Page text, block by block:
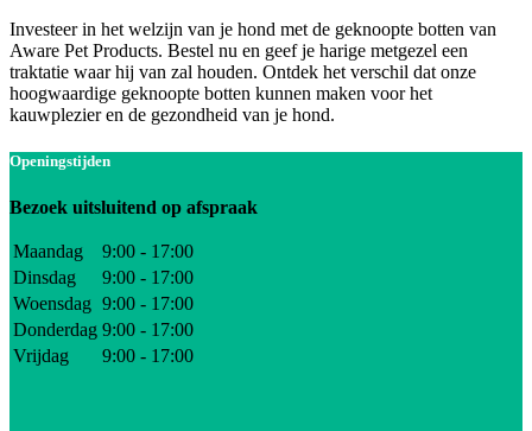
Investeer in het welzijn van je hond met de geknoopte botten van
Aware Pet Products. Bestel nu en geef je harige metgezel een
traktatie waar hij van zal houden. Ontdek het verschil dat onze
hoogwaardige geknoopte botten kunnen maken voor het
kauwplezier en de gezondheid van je hond.
Openingstijden
Bezoek uitsluitend op afspraak
Maandag
9:00 - 17:00
Dinsdag
9:00 - 17:00
Woensdag 9:00 - 17:00
Donderdag 9:00 - 17:00
Vrijdag
9:00 - 17:00